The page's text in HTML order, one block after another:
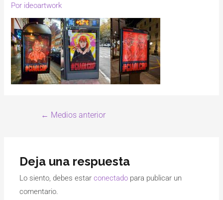
Por ideoartwork
← Medios anterior
Deja una respuesta
Lo siento, debes estarconectado para publicar un
comentario.